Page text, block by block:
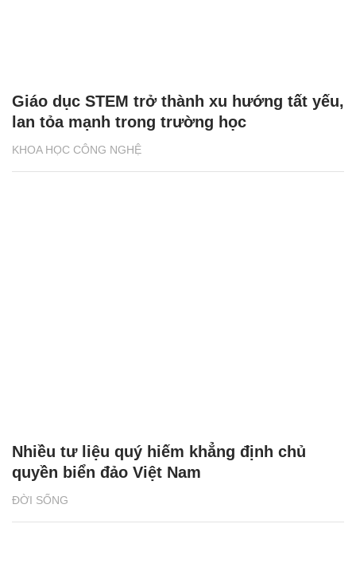
KHOA HỌC CÔNG NGHỆ
Giáo dục STEM trở thành xu hướng tất yếu,
lan tỏa mạnh trong trường học
ĐỜI SỐNG
Nhiều tư liệu quý hiếm khẳng định chủ
quyền biển đảo Việt Nam